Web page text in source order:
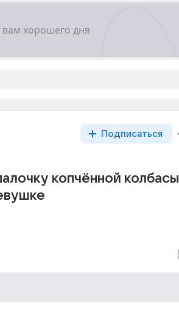
Подписаться
копчённой колбасы